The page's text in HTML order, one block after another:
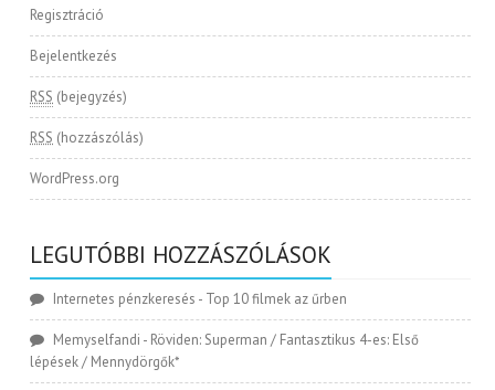
Regisztráció
Bejelentkezés
RSS (bejegyzés)
RSS (hozzászólás)
WordPress.org
LEGUTÓBBI HOZZÁSZÓLÁSOK
Internetes pénzkeresés - Top 10 filmek az űrben
Memyselfandi - Röviden: Superman / Fantasztikus 4-es: Első
lépések / Mennydörgők*